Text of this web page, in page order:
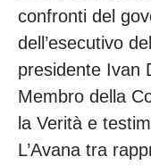
confronti del
dell’esecutivo
presidente Ivan
Membro della
la Verità e
L’Avana tra